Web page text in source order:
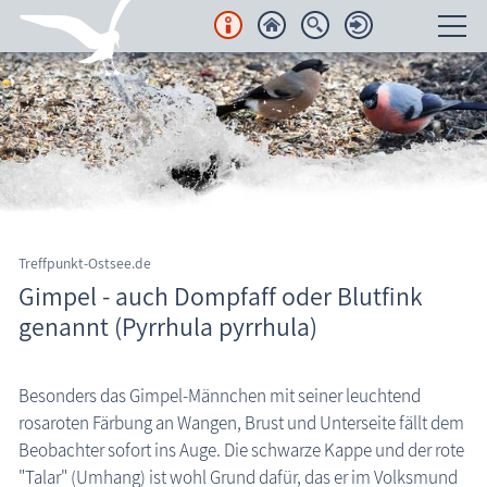
Unterkünfte
Regionales
Urlaubsorte
Karten
Freizeit
Aktuelles
FKK-Strände
Treffpunkt-Ostsee.de
Gimpel - auch Dompfaff oder Blutfink
genannt (Pyrrhula pyrrhula)
Besonders das Gimpel-Männchen mit seiner leuchtend
rosaroten Färbung an Wangen, Brust und Unterseite fällt dem
Beobachter sofort ins Auge. Die schwarze Kappe und der rote
"Talar" (Umhang) ist wohl Grund dafür, das er im Volksmund